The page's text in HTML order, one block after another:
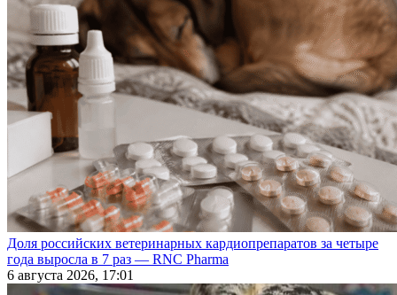
Доля российских ветеринарных кардиопрепаратов за четыре
года выросла в 7 раз — RNC Pharma
6 августа 2026, 17:01